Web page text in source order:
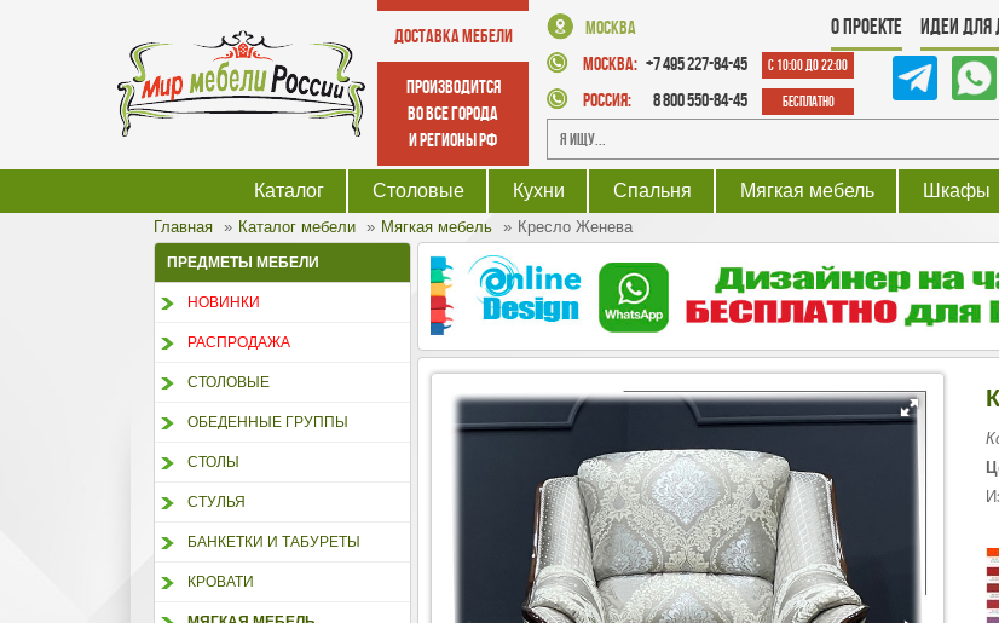
Доставка мебели
производится
во все города
и регионы РФ
Москва
Москва: +7 495 227-84-45 с 10:00 до 22:00
Россия: 8 800 550-84-45 Бесплатно
О проекте Идеи для
Каталог Столовые Кухни Спальня Мягкая мебель Шкафы
Главная Каталог мебели Мягкая мебель Кресло Женева
ПРЕДМЕТЫ МЕБЕЛИ
НОВИНКИ
РАСПРОДАЖА
СТОЛОВЫЕ
ОБЕДЕННЫЕ ГРУППЫ
СТОЛЫ
СТУЛЬЯ
БАНКЕТКИ И ТАБУРЕТЫ
КРОВАТИ